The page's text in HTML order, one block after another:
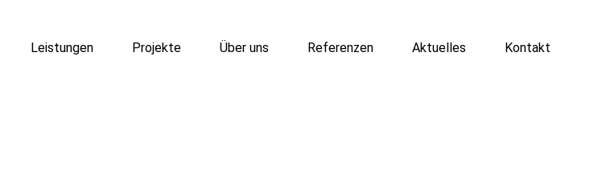
Leistungen Projekte Über uns Referenzen Aktuelles Kontakt